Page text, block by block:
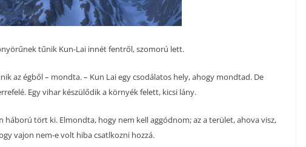
tűnik Kun-Lai innét fentről, szomorú lett.
az égből – mondta. – Kun Lai egy csodálatos hely, ahogy mondtad. De
Egy vihar készülődik a környék felett, kicsi lány.
háború tört ki. Elmondta, hogy nem kell aggódnom; az a terület, ahova visz,
vajon nem-e volt hiba csatlkozni hozzá.